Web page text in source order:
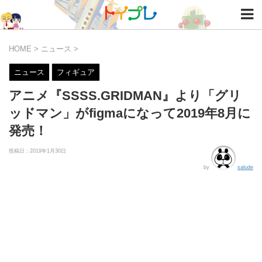
HOME > ニュース >
ニュース フィギュア
アニメ『SSSS.GRIDMAN』より「グリ
ッドマン」がfigmaになって2019年8月に
発売！
投稿日： 2019年1月30日
by salude